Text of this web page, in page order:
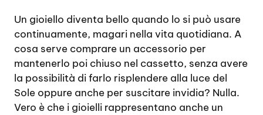
Un gioiello diventa bello quando lo si può usare
continuamente, magari nella vita quotidiana. A
cosa serve comprare un accessorio per
mantenerlo poi chiuso nel cassetto, senza avere
la possibilità di farlo risplendere alla luce del
Sole oppure anche per suscitare invidia? Nulla.
Vero è che i gioielli rappresentano anche un